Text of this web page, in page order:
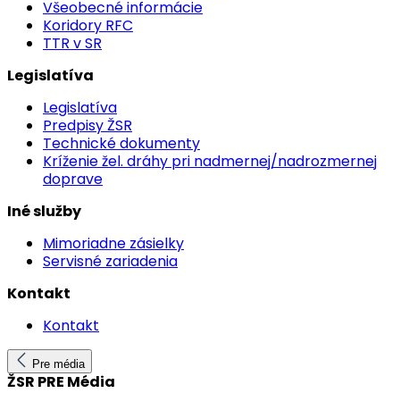
Všeobecné informácie
Koridory RFC
TTR v SR
Legislatíva
Legislatíva
Predpisy ŽSR
Technické dokumenty
Kríženie žel. dráhy pri nadmernej/nadrozmernej
doprave
Iné služby
Mimoriadne zásielky
Servisné zariadenia
Kontakt
Kontakt
Pre média
ŽSR PRE Média